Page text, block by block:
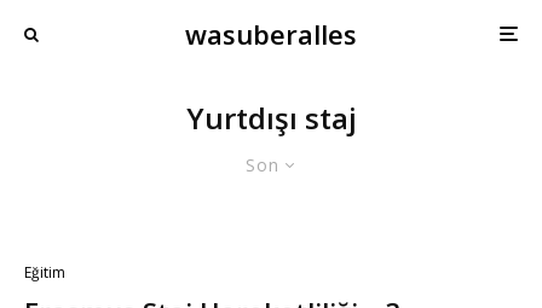
wasuberalles
Yurtdışı staj
Son
Eğitim